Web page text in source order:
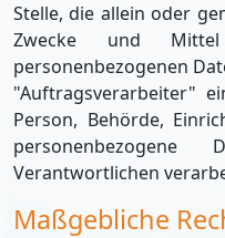
Stelle, die allein oder
Zwecke und
personenbezogenen
"Auftragsverarbeiter"
Person, Behörde,
Verantwortlichen
Maßgebliche